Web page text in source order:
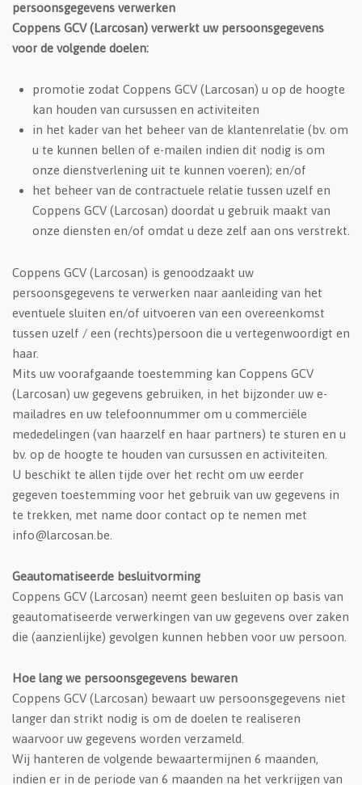
persoonsgegevens verwerken
Coppens GCV (Larcosan) verwerkt uw persoonsgegevens
voor de volgende doelen:
promotie zodat Coppens GCV (Larcosan) u op de hoogte
kan houden van cursussen en activiteiten
in het kader van het beheer van de klantenrelatie (bv. om
u te kunnen bellen of e-mailen indien dit nodig is om
onze dienstverlening uit te kunnen voeren); en/of
het beheer van de contractuele relatie tussen uzelf en
Coppens GCV (Larcosan) doordat u gebruik maakt van
onze diensten en/of omdat u deze zelf aan ons verstrekt.
Coppens GCV (Larcosan) is genoodzaakt uw
persoonsgegevens te verwerken naar aanleiding van het
eventuele sluiten en/of uitvoeren van een overeenkomst
tussen uzelf / een (rechts)persoon die u vertegenwoordigt en
haar.
Mits uw voorafgaande toestemming kan Coppens GCV
(Larcosan) uw gegevens gebruiken, in het bijzonder uw e-
mailadres en uw telefoonnummer om u commerciële
mededelingen (van haarzelf en haar partners) te sturen en u
bv. op de hoogte te houden van cursussen en activiteiten.
U beschikt te allen tijde over het recht om uw eerder
gegeven toestemming voor het gebruik van uw gegevens in
te trekken, met name door contact op te nemen met
info@larcosan.be.
Geautomatiseerde besluitvorming
Coppens GCV (Larcosan) neemt geen besluiten op basis van
geautomatiseerde verwerkingen van uw gegevens over zaken
die (aanzienlijke) gevolgen kunnen hebben voor uw persoon.
Hoe lang we persoonsgegevens bewaren
Coppens GCV (Larcosan) bewaart uw persoonsgegevens niet
langer dan strikt nodig is om de doelen te realiseren
waarvoor uw gegevens worden verzameld.
Wij hanteren de volgende bewaartermijnen 6 maanden,
indien er in de periode van 6 maanden na het verkrijgen van